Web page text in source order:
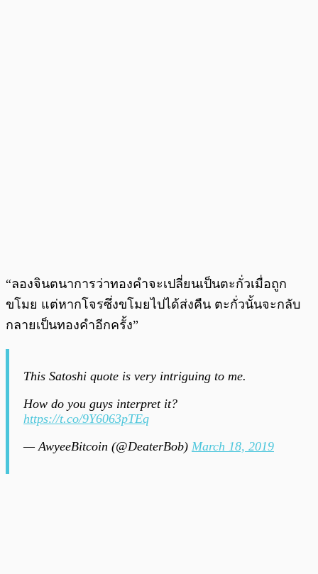
“ลองจินตนาการว่าทองคำจะเปลี่ยนเป็นตะกั่วเมื่อถูก
ขโมย แต่หากโจรซึ่งขโมยไปได้ส่งคืน ตะกั่วนั้นจะกลับ
กลายเป็นทองคำอีกครั้ง”
This Satoshi quote is very intriguing to me.
How do you guys interpret it?
https://t.co/9Y6063pTEq
— AwyeeBitcoin (@DeaterBob) March 18, 2019